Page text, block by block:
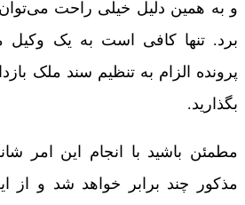
و به همین دلیل خیلی راحت
برد. تنها کافی است به یک وکیل
پرونده الزام به تنظیم سند ملک
بگذارید.
مطمئن باشید با انجام این امر
مذکور چند برابر خواهد شد و از